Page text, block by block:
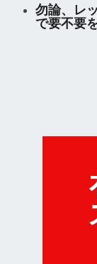
勿論、レ
で要不要